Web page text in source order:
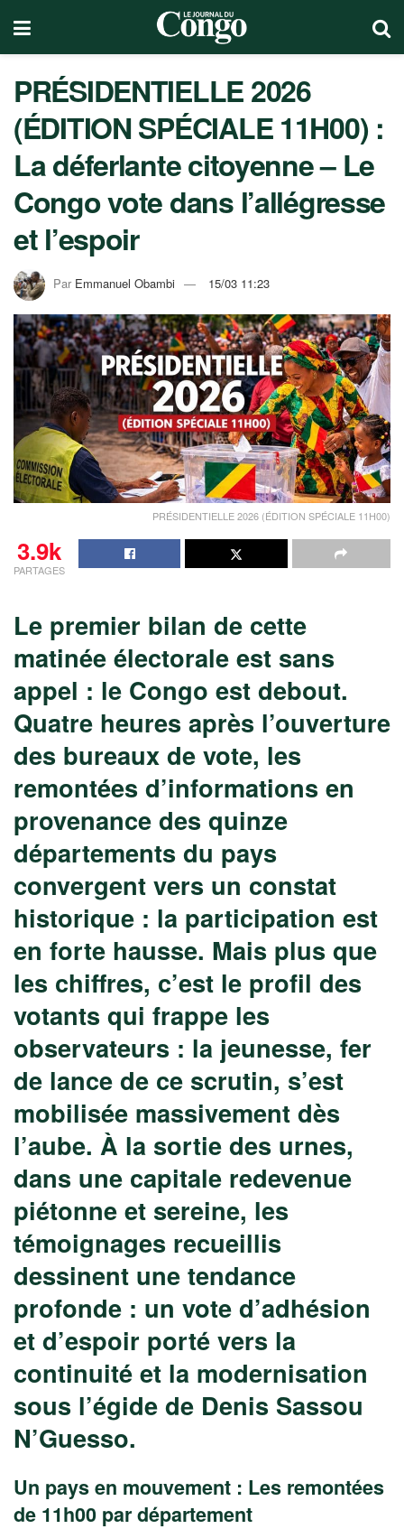
PRÉSIDENTIELLE 2026
(ÉDITION SPÉCIALE 11H00) :
La déferlante citoyenne – Le
Congo vote dans l’allégresse
et l’espoir
Par Emmanuel Obambi 15/03 11:23
PRÉSIDENTIELLE 2026 (ÉDITION SPÉCIALE 11H00)
3.9k
PARTAGES
Le premier bilan de cette
matinée électorale est sans
appel : le Congo est debout.
Quatre heures après l’ouverture
des bureaux de vote, les
remontées d’informations en
provenance des quinze
départements du pays
convergent vers un constat
historique : la participation est
en forte hausse. Mais plus que
les chiffres, c’est le profil des
votants qui frappe les
observateurs : la jeunesse, fer
de lance de ce scrutin, s’est
mobilisée massivement dès
l’aube. À la sortie des urnes,
dans une capitale redevenue
piétonne et sereine, les
témoignages recueillis
dessinent une tendance
profonde : un vote d’adhésion
et d’espoir porté vers la
continuité et la modernisation
sous l’égide de Denis Sassou
N’Guesso.
Un pays en mouvement : Les remontées
de 11h00 par département